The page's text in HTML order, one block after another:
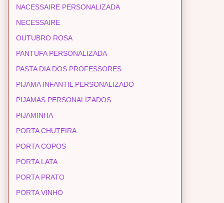
NACESSAIRE PERSONALIZADA
NECESSAIRE
OUTUBRO ROSA
PANTUFA PERSONALIZADA
PASTA DIA DOS PROFESSORES
PIJAMA INFANTIL PERSONALIZADO
PIJAMAS PERSONALIZADOS
PIJAMINHA
PORTA CHUTEIRA
PORTA COPOS
PORTA LATA
PORTA PRATO
PORTA VINHO